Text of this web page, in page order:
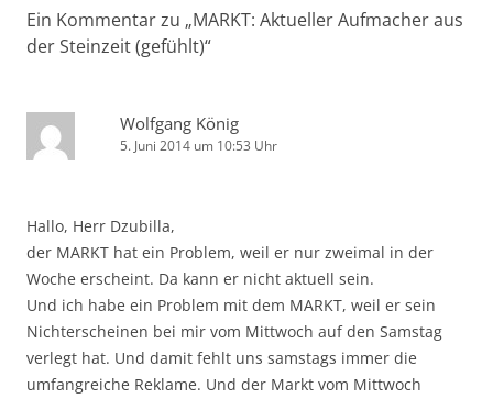
Ein Kommentar zu „MARKT: Aktueller Aufmacher aus
der Steinzeit (gefühlt)“
Wolfgang König
5. Juni 2014 um 10:53 Uhr
Hallo, Herr Dzubilla,
der MARKT hat ein Problem, weil er nur zweimal in der
Woche erscheint. Da kann er nicht aktuell sein.
Und ich habe ein Problem mit dem MARKT, weil er sein
Nichterscheinen bei mir vom Mittwoch auf den Samstag
verlegt hat. Und damit fehlt uns samstags immer die
umfangreiche Reklame. Und der Markt vom Mittwoch